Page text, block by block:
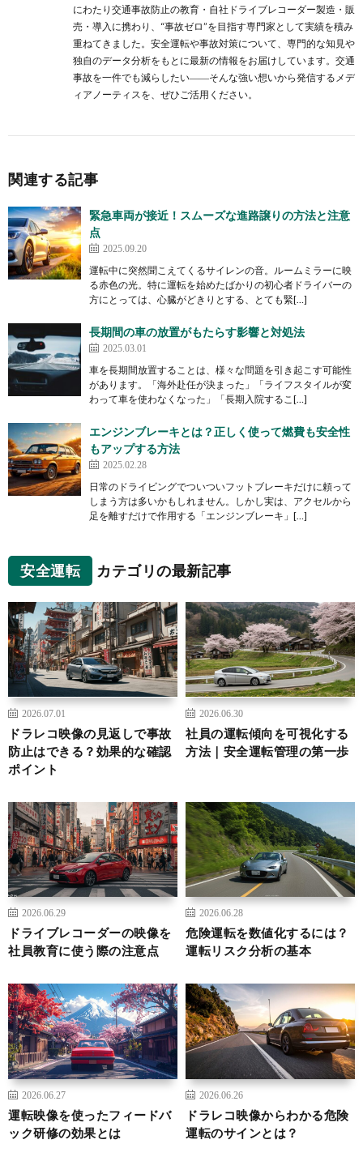
にわたり交通事故防止の教育・自社ドライブレコーダー製造・販
売・導入に携わり、“事故ゼロ”を目指す専門家として実績を積み
重ねてきました。安全運転や事故対策について、専門的な知見や
独自のデータ分析をもとに最新の情報をお届けしています。交通
事故を一件でも減らしたい――そんな強い想いから発信するメデ
ィアノーティスを、ぜひご活用ください。
関連する記事
緊急車両が接近！スムーズな進路譲りの方法と注意
点
2025.09.20
運転中に突然聞こえてくるサイレンの音。ルームミラーに映
る赤色の光。特に運転を始めたばかりの初心者ドライバーの
方にとっては、心臓がどきりとする、とても緊[…]
長期間の車の放置がもたらす影響と対処法
2025.03.01
車を長期間放置することは、様々な問題を引き起こす可能性
があります。「海外赴任が決まった」「ライフスタイルが変
わって車を使わなくなった」「長期入院するこ[…]
エンジンブレーキとは？正しく使って燃費も安全性
もアップする方法
2025.02.28
日常のドライビングでついついフットブレーキだけに頼って
しまう方は多いかもしれません。しかし実は、アクセルから
足を離すだけで作用する「エンジンブレーキ」[…]
安全運転 カテゴリの最新記事
2026.07.01
ドラレコ映像の見返しで事故
防止はできる？効果的な確認
ポイント
2026.06.30
社員の運転傾向を可視化する
方法｜安全運転管理の第一歩
2026.06.29
ドライブレコーダーの映像を
社員教育に使う際の注意点
2026.06.28
危険運転を数値化するには？
運転リスク分析の基本
2026.06.27
運転映像を使ったフィードバ
ック研修の効果とは
2026.06.26
ドラレコ映像からわかる危険
運転のサインとは？